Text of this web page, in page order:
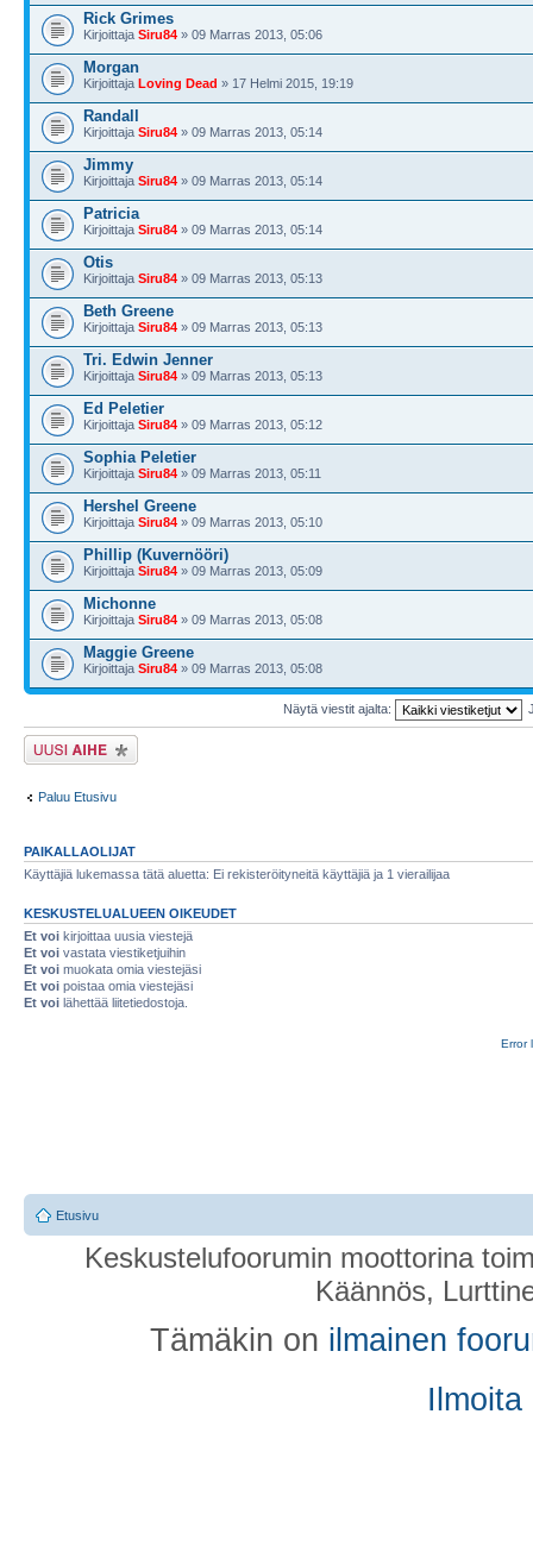
Rick Grimes
Kirjoittaja Siru84 » 09 Marras 2013, 05:06
Morgan
Kirjoittaja Loving Dead » 17 Helmi 2015, 19:19
Randall
Kirjoittaja Siru84 » 09 Marras 2013, 05:14
Jimmy
Kirjoittaja Siru84 » 09 Marras 2013, 05:14
Patricia
Kirjoittaja Siru84 » 09 Marras 2013, 05:14
Otis
Kirjoittaja Siru84 » 09 Marras 2013, 05:13
Beth Greene
Kirjoittaja Siru84 » 09 Marras 2013, 05:13
Tri. Edwin Jenner
Kirjoittaja Siru84 » 09 Marras 2013, 05:13
Ed Peletier
Kirjoittaja Siru84 » 09 Marras 2013, 05:12
Sophia Peletier
Kirjoittaja Siru84 » 09 Marras 2013, 05:11
Hershel Greene
Kirjoittaja Siru84 » 09 Marras 2013, 05:10
Phillip (Kuvernööri)
Kirjoittaja Siru84 » 09 Marras 2013, 05:09
Michonne
Kirjoittaja Siru84 » 09 Marras 2013, 05:08
Maggie Greene
Kirjoittaja Siru84 » 09 Marras 2013, 05:08
Näytä viestit ajalta:
Lähetä uusi viesti
Paluu Etusivu
PAIKALLAOLIJAT
Käyttäjiä lukemassa tätä aluetta: Ei rekisteröityneitä käyttäjiä ja 1 vierailijaa
KESKUSTELUALUEEN OIKEUDET
Et voi kirjoittaa uusia viestejä
Et voi vastata viestiketjuihin
Et voi muokata omia viestejäsi
Et voi poistaa omia viestejäsi
Et voi lähettää liitetiedostoja.
Error
Etusivu
Keskustelufoorumin moottorina
Käännös,
Tämäkin on ilmainen